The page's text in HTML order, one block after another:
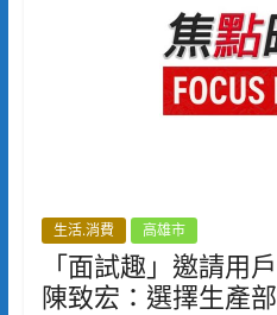
生活.消費 高雄市
「面試趣」邀請用
陳致宏：選擇生產